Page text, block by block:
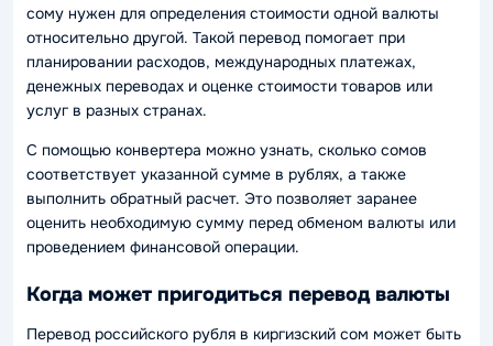
сому нужен для определения стоимости одной валюты
относительно другой. Такой перевод помогает при
планировании расходов, международных платежах,
денежных переводах и оценке стоимости товаров или
услуг в разных странах.
С помощью конвертера можно узнать, сколько сомов
соответствует указанной сумме в рублях, а также
выполнить обратный расчет. Это позволяет заранее
оценить необходимую сумму перед обменом валюты или
проведением финансовой операции.
Когда может пригодиться перевод валюты
Перевод российского рубля в киргизский сом может быть